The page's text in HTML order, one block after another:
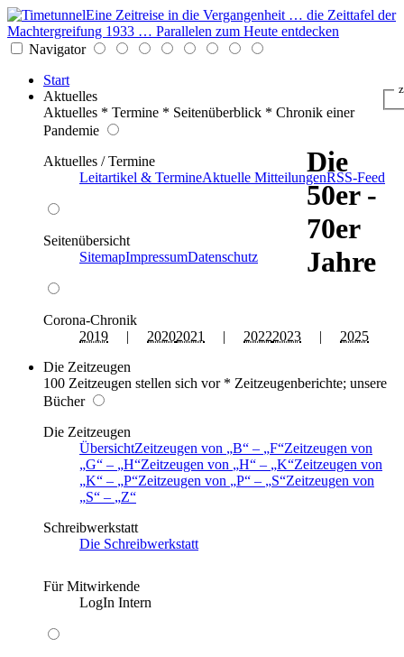
Eine Zeitreise in die Vergangenheit … die Zeittafel der
Machtergreifung 1933 … Parallelen zum Heute entdecken
Navigator
Start
Aktuelles
Aktuelles * Termine * Seitenüberblick * Chronik einer
Pandemie
Aktuelles / Termine
Leitartikel & TermineAktuelle MitteilungenRSS-Feed
Seitenübersicht
SitemapImpressumDatenschutz
Corona-Chronik
2019 | 20202021 | 20222023 | 2025
Die Zeitzeugen
100 Zeitzeugen stellen sich vor * Zeitzeugenberichte; unsere
Bücher
Die Zeitzeugen
ÜbersichtZeitzeugen von B – F Zeitzeugen von
G
– H Zeitzeugen von H – K Zeitzeugen von
K
– P Zeitzeugen von P – S Zeitzeugen von
S
–
Z
Schreibwerkstatt
Die Schreibwerkstatt
Für Mitwirkende
LogIn Intern
Die
50er -
70er
Jahre